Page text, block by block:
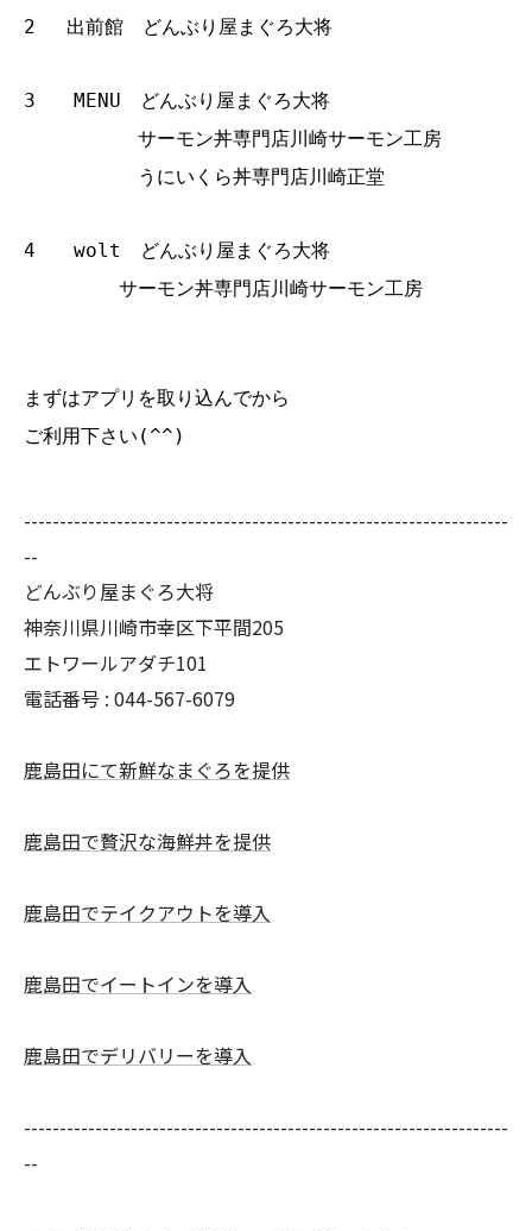
2 出前館 どんぶり屋まぐろ大将
3 MENU どんぶり屋まぐろ大将
サーモン丼専門店川崎サーモン工房
うにいくら丼専門店川崎正堂
4 wolt どんぶり屋まぐろ大将
サーモン丼専門店川崎サーモン工房
まずはアプリを取り込んでから
ご利用下さい(^^)
--------------------------------------------------------------------
--
どんぶり屋まぐろ大将
神奈川県川崎市幸区下平間205
エトワールアダチ101
電話番号 : 044-567-6079
鹿島田にて新鮮なまぐろを提供
鹿島田で贅沢な海鮮丼を提供
鹿島田でテイクアウトを導入
鹿島田でイートインを導入
鹿島田でデリバリーを導入
--------------------------------------------------------------------
--